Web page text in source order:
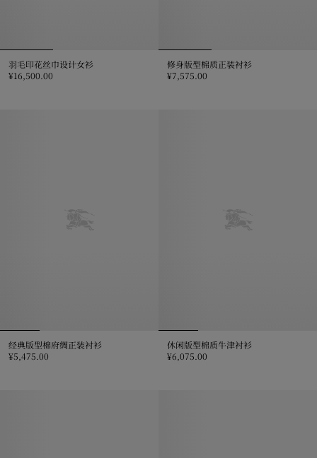
羽毛印花丝巾设计女衫
¥16,500.00
修身版型棉质正装衬衫
¥7,575.00
经典版型棉府绸正装衬衫
¥5,475.00
休闲版型棉质牛津衬衫
¥6,075.00